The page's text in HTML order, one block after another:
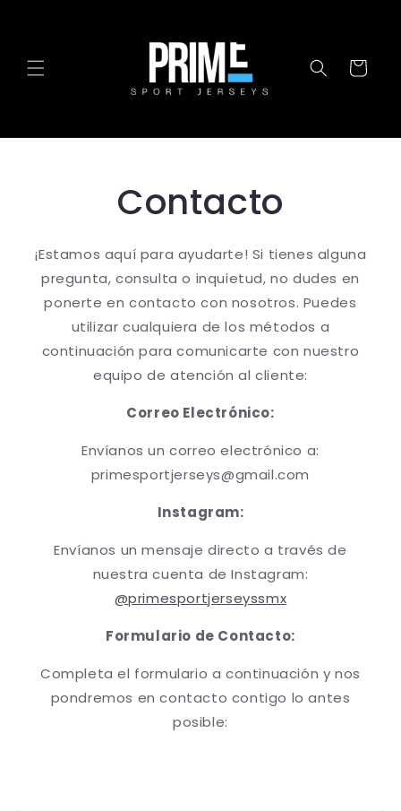
Carrito
Contacto
¡Estamos aquí para ayudarte! Si tienes alguna
pregunta, consulta o inquietud, no dudes en
ponerte en contacto con nosotros. Puedes
utilizar cualquiera de los métodos a
continuación para comunicarte con nuestro
equipo de atención al cliente:
Correo Electrónico:
Envíanos un correo electrónico a:
primesportjerseys@gmail.com
Instagram:
Envíanos un mensaje directo a través de
nuestra cuenta de Instagram:
@primesportjerseyssmx
Formulario de Contacto:
Completa el formulario a continuación y nos
pondremos en contacto contigo lo antes
posible: